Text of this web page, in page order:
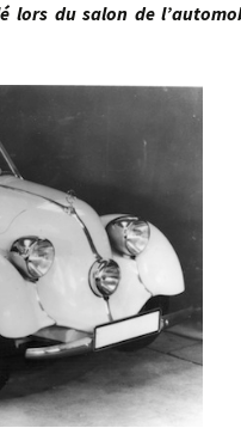
lors du salon de